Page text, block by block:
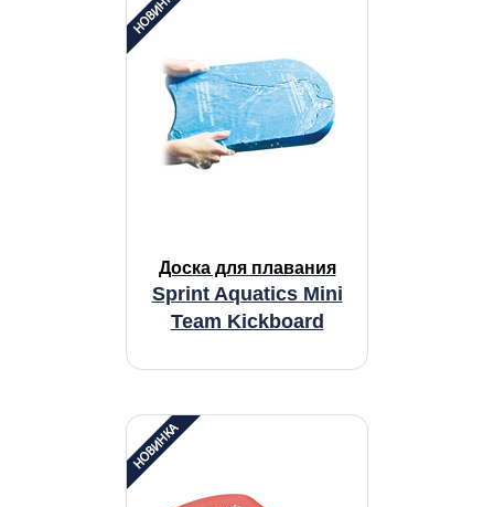
Доска для плавания
Sprint Aquatics Mini
Team Kickboard